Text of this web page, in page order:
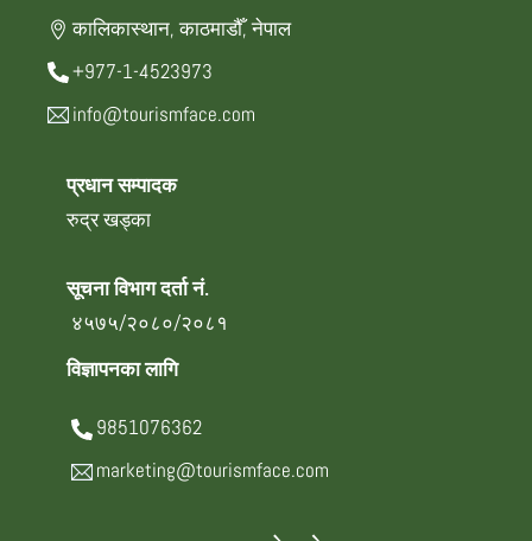
कालिकास्थान, काठमाडौँ, नेपाल
+977-1-4523973
info@tourismface.com
प्रधान सम्पादक
रुद्र खड्का
सूचना विभाग दर्ता नं.
४५७५/२०८०/२०८१
विज्ञापनका लागि
9851076362
marketing@tourismface.com